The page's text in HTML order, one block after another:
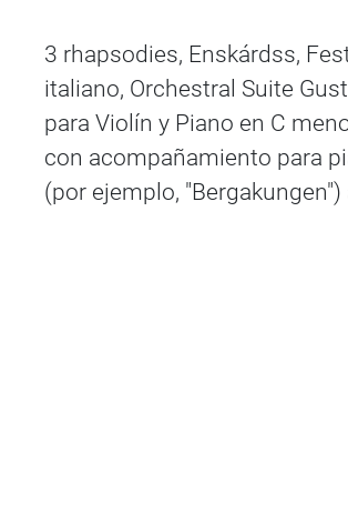
3 rhapsodies, Enskárdss,
italiano, Orchestral Suite
para Violín y Piano en C
con acompañamiento para
(por ejemplo,